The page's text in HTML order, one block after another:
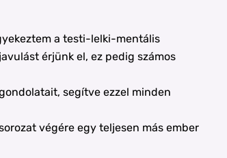
a testi-lelki-mentális
érjünk el, ez pedig számos
segítve ezzel minden
végére egy teljesen más ember